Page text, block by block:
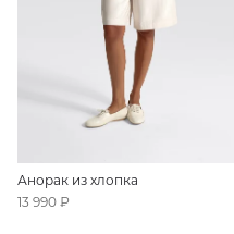
Анорак из хлопка
13 990 ₽